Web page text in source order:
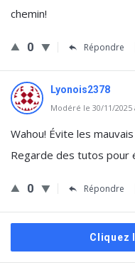
chemin!
0 Répondre
Lyonois2378
Modéré le 30/11/2025
Wahou! Évite les
Regarde des tutos pour
0 Répondre
Cliquez